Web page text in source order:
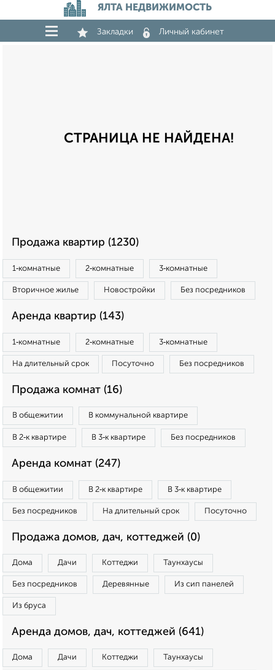
ЯЛТА НЕДВИЖИМОСТЬ
Закладки Личный кабинет
СТРАНИЦА НЕ НАЙДЕНА!
Продажа квартир (1230)
1‑комнатные 2‑комнатные 3‑комнатные
Вторичное жилье Новостройки Без посредников
Аренда квартир (143)
1‑комнатные 2‑комнатные 3‑комнатные
На длительный срок Посуточно Без посредников
Продажа комнат (16)
В общежитии В коммунальной квартире
В 2‑к квартире В 3‑к квартире Без посредников
Аренда комнат (247)
В общежитии В 2‑к квартире В 3‑к квартире
Без посредников На длительный срок Посуточно
Продажа домов, дач, коттеджей (0)
Дома Дачи Коттеджи Таунхаусы
Без посредников Деревянные Из сип панелей
Из бруса
Аренда домов, дач, коттеджей (641)
Дома Дачи Коттеджи Таунхаусы